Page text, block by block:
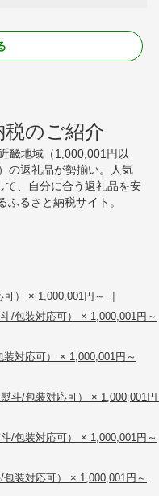
のご紹介
畿地域（1,000,001円以
の返礼品が勢揃い。人気
て、自分に合う返礼品を安
るさと納税サイト。
） × 1,000,001円～ |
/包装対応可） × 1,000,001円～
対応可） × 1,000,001円～
斗/包装対応可） × 1,000,001
/包装対応可） × 1,000,001円～
装対応可） × 1,000,001円～